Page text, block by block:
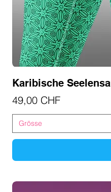
Karibische
Preis
49,00 CHF